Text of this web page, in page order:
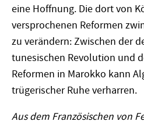
eine Hoffnung. Die dort von
versprochenen Reformen
zu verändern: Zwischen der
tunesischen Revolution und
Reformen in Marokko kann
trügerischer Ruhe verharren.
Aus dem Französischen von